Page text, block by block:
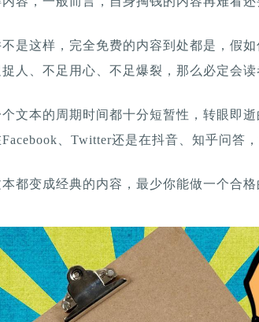
是这样，完全免费的内容到处都是，假如
人、不足用心、不足爆裂，那么必定会读
文本的周期时间都十分短暂性，转眼即
、Twitter还是在抖音、知乎问答，
都变成经典的内容，最少你能做一个合格